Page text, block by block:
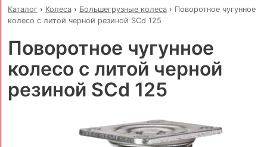
Каталог› Колеса› Большегрузные колеса› Поворотное чугунное
колесо с литой черной резиной SCd 125
Поворотное чугунное
колесо с литой черной
резиной SCd 125